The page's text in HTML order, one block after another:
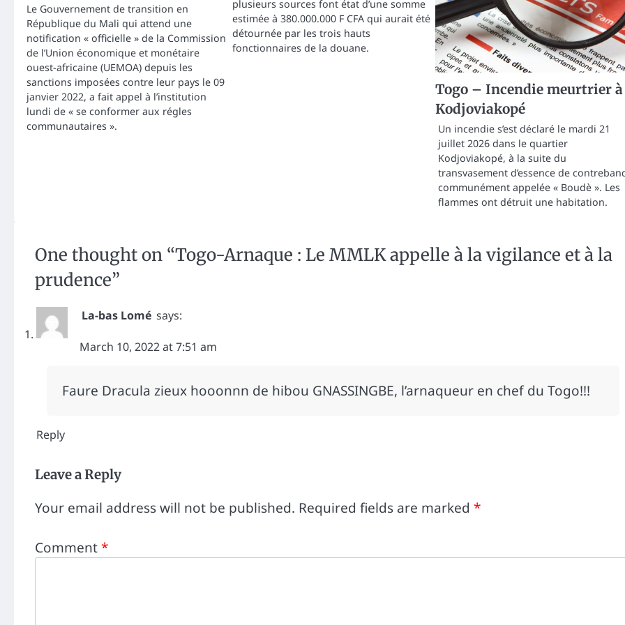
Le Gouvernement de transition en
République du Mali qui attend une
notification « officielle » de la Commission
de l’Union économique et monétaire
ouest-africaine (UEMOA) depuis les
sanctions imposées contre leur pays le 09
janvier 2022, a fait appel à l’institution
lundi de « se conformer aux régles
communautaires ».
plusieurs sources font état d’une somme
estimée à 380.000.000 F CFA qui aurait été
détournée par les trois hauts
fonctionnaires de la douane.
Togo – Incendie meurtrier à
Kodjoviakopé
Un incendie s’est déclaré le mardi 21
juillet 2026 dans le quartier
Kodjoviakopé, à la suite du
transvasement d’essence de
communément appelée « Boudè ». Les
flammes ont détruit une habitation.
One thought on “Togo-Arnaque : Le MMLK appelle à la vigilance et à la
prudence”
La-bas Lomé says:
March 10, 2022 at 7:51 am
Faure Dracula zieux hooonnn de hibou GNASSINGBE, l’arnaqueur en chef du Togo!!!
Reply
Leave a Reply
Your email address will not be published. Required fields are marked *
Comment*